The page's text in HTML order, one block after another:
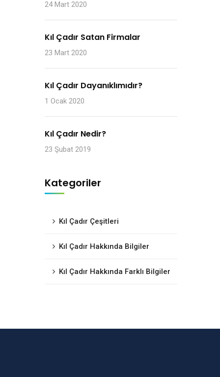
24 Mart 2020
Kıl Çadır Satan Firmalar
23 Mart 2020
Kıl Çadır Dayanıklımıdır?
1 Ocak 2020
Kıl Çadır Nedir?
23 Şubat 2019
Kategoriler
Kıl Çadır Çeşitleri
Kıl Çadır Hakkında Bilgiler
Kıl Çadır Hakkında Farklı Bilgiler